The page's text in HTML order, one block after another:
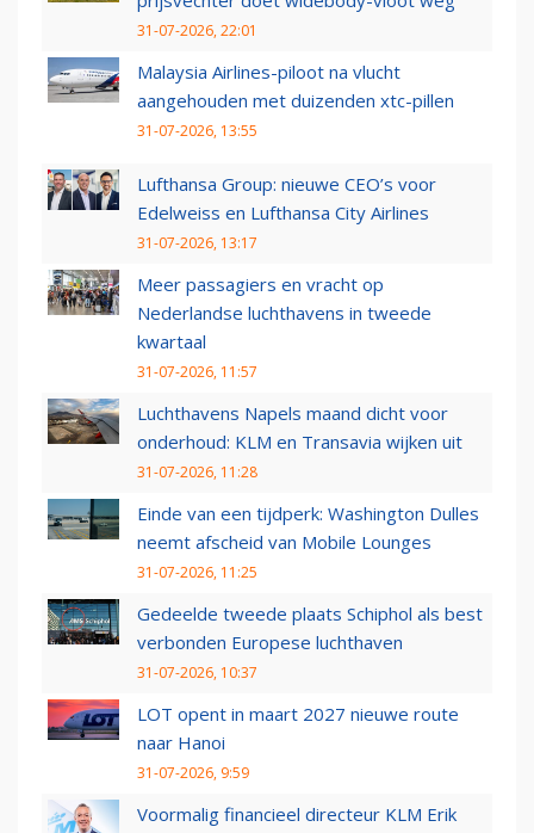
31-07-2026, 22:01
Malaysia Airlines-piloot na vlucht
aangehouden met duizenden xtc-pillen
31-07-2026, 13:55
Lufthansa Group: nieuwe CEO’s voor
Edelweiss en Lufthansa City Airlines
31-07-2026, 13:17
Meer passagiers en vracht op
Nederlandse luchthavens in tweede
kwartaal
31-07-2026, 11:57
Luchthavens Napels maand dicht voor
onderhoud: KLM en Transavia wijken uit
31-07-2026, 11:28
Einde van een tijdperk: Washington Dulles
neemt afscheid van Mobile Lounges
31-07-2026, 11:25
Gedeelde tweede plaats Schiphol als best
verbonden Europese luchthaven
31-07-2026, 10:37
LOT opent in maart 2027 nieuwe route
naar Hanoi
31-07-2026, 9:59
Voormalig financieel directeur KLM Erik